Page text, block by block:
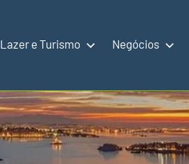
Lazer e Turismo Negócios